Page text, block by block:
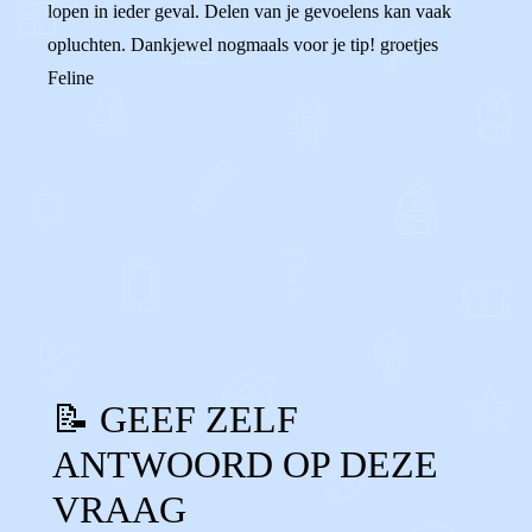
lopen in ieder geval. Delen van je gevoelens kan vaak
opluchten. Dankjewel nogmaals voor je tip! groetjes
Feline
📝 GEEF ZELF
ANTWOORD OP DEZE
VRAAG